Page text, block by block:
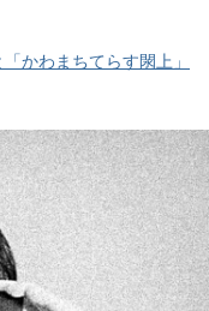
かわまちてらす閖上」